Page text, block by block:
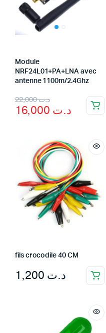
Module
NRF24L01+PA+LNA avec
antenne 1100m/2.4Ghz
د.ت22,000
Original
price
د.ت 22,000.
د.ت
Current
price
د.ت 16,000.
fils crocodile 40 CM
د.ت